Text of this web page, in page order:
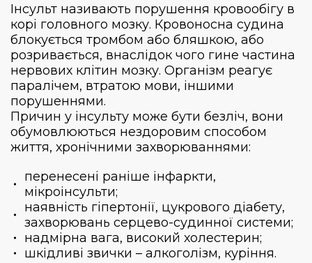
Інсульт називають порушення кровообігу в
корі головного мозку. Кровоносна судина
блокується тромбом або бляшкою, або
розривається, внаслідок чого гине частина
нервових клітин мозку. Організм реагує
паралічем, втратою мови, іншими
порушеннями.
Причин у інсульту може бути безліч, вони
обумовлюються нездоровим способом
життя, хронічними захворюваннями:
перенесені раніше інфаркти,
мікроінсульти;
наявність гіпертонії, цукрового діабету,
захворювань серцево-судинної системи;
надмірна вага, високий холестерин;
шкідливі звички – алкоголізм, куріння.